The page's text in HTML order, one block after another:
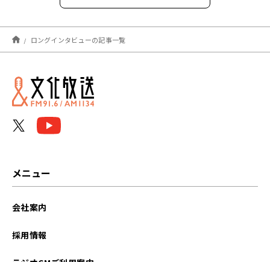
2021年03月
ロングインタビューの記事一覧
メニュー
会社案内
採用情報